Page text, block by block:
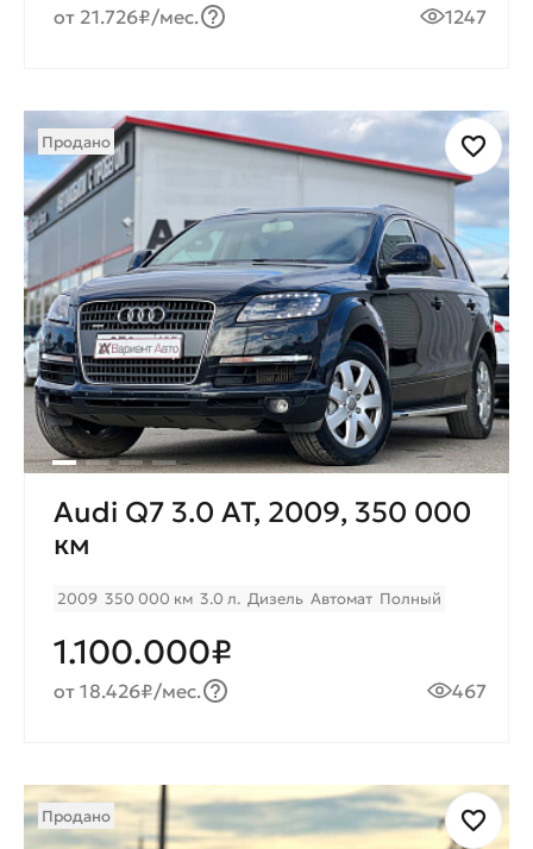
от 21.726₽/мес. 1247
Продано
Audi Q7 3.0 AT, 2009, 350 000
км
2009 350 000 км 3.0 л. Дизель Автомат Полный
1.100.000₽
от 18.426₽/мес. 467
Продано